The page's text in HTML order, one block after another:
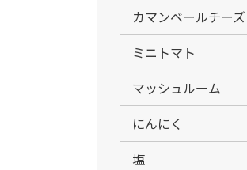
カマンベールチーズ
ミニトマト
マッシュルーム
にんにく
塩